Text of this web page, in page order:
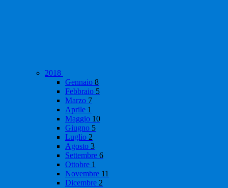
2018
Gennaio 8
Febbraio 5
Marzo 7
Aprile 1
Maggio 10
Giugno 5
Luglio 2
Agosto 3
Settembre 6
Ottobre 1
Novembre 11
Dicembre 2